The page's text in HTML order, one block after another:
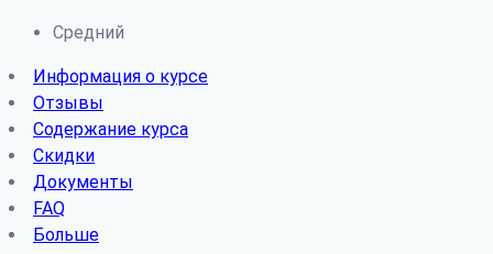
Средний
Информация о курсе
Отзывы
Содержание курса
Скидки
Документы
FAQ
Больше